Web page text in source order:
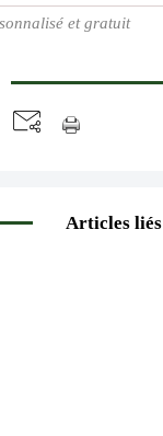
et gratuit
Articles liés